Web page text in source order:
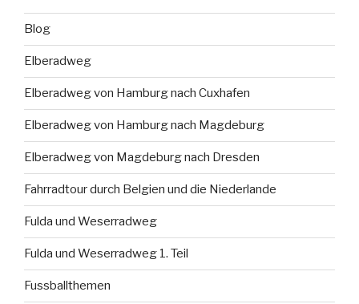
Blog
Elberadweg
Elberadweg von Hamburg nach Cuxhafen
Elberadweg von Hamburg nach Magdeburg
Elberadweg von Magdeburg nach Dresden
Fahrradtour durch Belgien und die Niederlande
Fulda und Weserradweg
Fulda und Weserradweg 1. Teil
Fussballthemen